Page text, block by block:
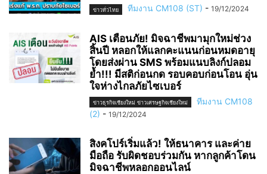
ข่าวทั่วไทย ทีมงาน CM108 (ST) - 19/12/2024
AIS เตือนภัย! มิจฉาชีพมามุกใหม่ช่วง
สิ้นปี หลอกให้แลกคะแนนก่อนหมดอายุ
โดยส่งผ่าน SMS พร้อมแนบลิงก์ปลอม
ย้ำ!!! มีสติก่อนกด รอบคอบก่อนโอน อุ่น
ใจห่างไกลภัยไซเบอร์
ข่าวธุรกิจเชียงใหม่ ข่าวเศรษฐกิจเชียงใหม่
ทีมงาน CM108
(2) - 19/12/2024
สิงคโปร์เริ่มแล้ว! ให้ธนาคาร และค่าย
มือถือ รับผิดชอบร่วมกัน หากลูกค้าโดน
มิจฉาชีพหลอกออนไลน์